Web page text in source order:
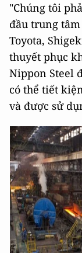
"Chúng tôi
đầu trung
Toyota,
thuyết phục
Nippon Steel
có thể tiết
và được sử